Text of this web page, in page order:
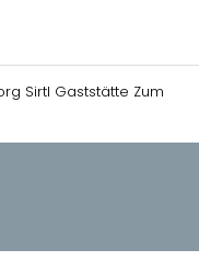
Sirtl Gaststätte Zum